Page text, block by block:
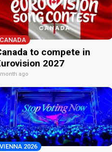
CANADA
to compete in
2027
ago
VIENNA 2026